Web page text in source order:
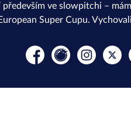
především ve slowpitchi –
Super Cupu.
Facebook
Rajče Instagram